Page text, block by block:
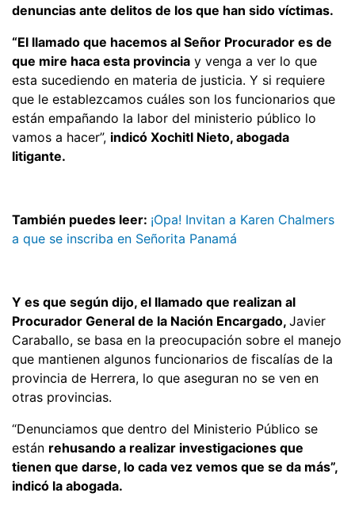
denuncias ante delitos de los que han sido víctimas.
“El llamado que hacemos al Señor Procurador es de
que mire haca esta provincia y venga a ver lo que
esta sucediendo en materia de justicia. Y si requiere
que le establezcamos cuáles son los funcionarios que
están empañando la labor del ministerio público lo
vamos a hacer”, indicó Xochitl Nieto, abogada
litigante.
También puedes leer: ¡Opa! Invitan a Karen Chalmers
a que se inscriba en Señorita Panamá
Y es que según dijo, el llamado que realizan al
Procurador General de la Nación Encargado, Javier
Caraballo, se basa en la preocupación sobre el manejo
que mantienen algunos funcionarios de fiscalías de la
provincia de Herrera, lo que aseguran no se ven en
otras provincias.
“Denunciamos que dentro del Ministerio Público se
están rehusando a realizar investigaciones que
tienen que darse, lo cada vez vemos que se da más”,
indicó la abogada.